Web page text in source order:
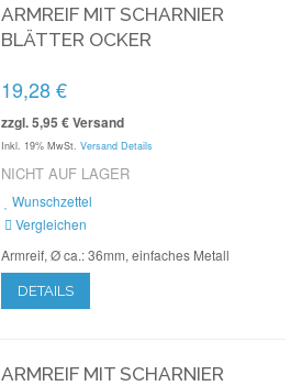
ARMREIF MIT SCHARNIER
BLÄTTER OCKER
19,28 €
zzgl. 5,95 € Versand
Inkl. 19% MwSt. Versand Details
NICHT AUF LAGER
Wunschzettel
Vergleichen
Armreif, Ø ca.: 36mm, einfaches Metall
DETAILS
ARMREIF MIT SCHARNIER